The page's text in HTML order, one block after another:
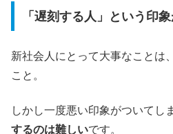
「遅刻する人」という印象
新社会人にとって大事なことは
こと。
しかし一度悪い印象がついてし
するのは難しいです。